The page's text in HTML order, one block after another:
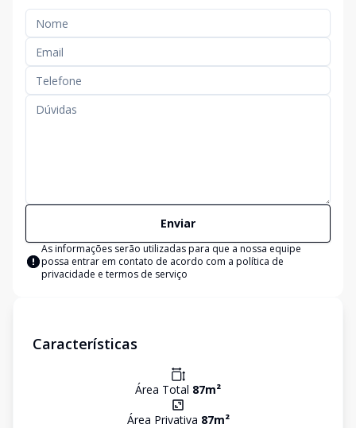
Enviar
As informações serão utilizadas para que a nossa equipe
possa entrar em contato de acordo com a política de
privacidade e termos de serviço
Características
Área Total 87m²
Área Privativa 87m²